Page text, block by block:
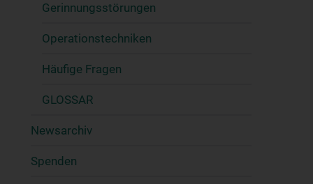
Gerinnungsstörungen
Operationstechniken
Häufige Fragen
GLOSSAR
Newsarchiv
Spenden